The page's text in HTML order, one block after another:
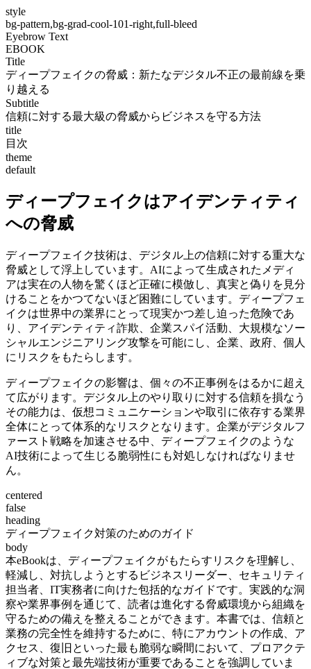
style
bg-pattern,bg-grad-cool-101-right,full-bleed
Eyebrow Text
EBOOK
Title
ディープフェイクの脅威：新たなデジタル不正の最前線を乗
り越える
Subtitle
信頼に対する最大級の脅威からビジネスを守る方法
title
目次
theme
default
ディープフェイクはアイデンティティ
への脅威
ディープフェイク技術は、デジタル上の信頼に対する重大な
脅威として浮上しています。AIによって生成されたメディ
アは実在の人物を驚くほど正確に模倣し、真実と偽りを見分
けることをかつてないほど困難にしています。ディープフェ
イクは世界中の業界にとって現実かつ差し迫った危険であ
り、アイデンティティ詐欺、企業スパイ活動、大規模なソー
シャルエンジニアリング攻撃を可能にし、企業、政府、個人
にリスクをもたらします。
ディープフェイクの影響は、個々の不正事例をはるかに超え
て広がります。デジタル上のやり取りに対する信頼を損なう
その能力は、仮想コミュニケーションや取引に依存する業界
全体にとって体系的なリスクとなります。企業がデジタルフ
ァースト戦略を加速させる中、ディープフェイクのような
AI技術によって生じる脆弱性にも対処しなければなりませ
ん。
centered
false
heading
ディープフェイク対策のためのガイド
body
本eBookは、ディープフェイクがもたらすリスクを理解し、
軽減し、対抗しようとするビジネスリーダー、セキュリティ
担当者、IT実務者に向けた包括的なガイドです。実践的な洞
察や業界事例を通じて、読者は進化する脅威環境から組織を
守るための備えを整えることができます。本書では、信頼と
業務の完全性を維持するために、特にアカウントの作成、ア
クセス、復旧といった最も脆弱な瞬間において、プロアクテ
ィブな対策と最先端技術が重要であることを強調していま